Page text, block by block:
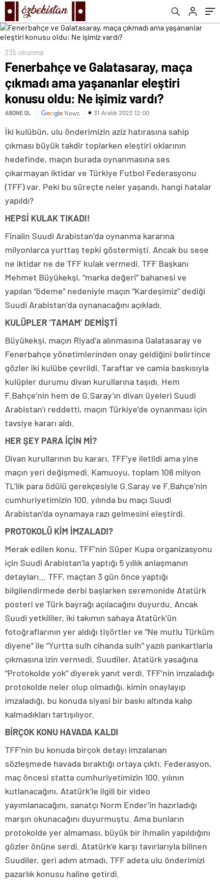
işimiz vardı?
235 okunma
Fenerbahçe ve Galatasaray, maça
çıkmadı ama yaşananlar eleştiri
konusu oldu: Ne işimiz vardı?
ABONE OL News 31 Aralık 2023 12:00
İki kulübün, ulu önderimizin aziz hatırasına sahip
çıkması büyük takdir toplarken eleştiri oklarının
hedefinde, maçın burada oynanmasına ses
çıkarmayan iktidar ve Türkiye Futbol Federasyonu
(TFF) var. Peki bu süreçte neler yaşandı, hangi hatalar
yapıldı?
HEPSİ KULAK TIKADI!
Finalin Suudi Arabistan’da oynanma kararına
milyonlarca yurttaş tepki göstermişti. Ancak bu sese
ne iktidar ne de TFF kulak vermedi. TFF Başkanı
Mehmet Büyükekşi, “marka değeri” bahanesi ve
yapılan “ödeme” nedeniyle maçın “Kardeşimiz” dediği
Suudi Arabistan’da oynanacağını açıkladı.
KULÜPLER ‘TAMAM’ DEMİŞTİ
Büyükekşi, maçın Riyad’a alınmasına Galatasaray ve
Fenerbahçe yönetimlerinden onay geldiğini belirtince
gözler iki kulübe çevrildi. Taraftar ve camia baskısıyla
kulüpler durumu divan kurullarına taşıdı. Hem
F.Bahçe’nin hem de G.Saray’ın divan üyeleri Suudi
Arabistan’ı reddetti, maçın Türkiye’de oynanması için
tavsiye kararı aldı.
HER ŞEY PARA İÇİN Mİ?
Divan kurullarının bu kararı, TFF’ye iletildi ama yine
maçın yeri değişmedi. Kamuoyu, toplam 108 milyon
TL’lik para ödülü gerekçesiyle G.Saray ve F.Bahçe’nin
cumhuriyetimizin 100. yılında bu maçı Suudi
Arabistan’da oynamaya razı gelmesini eleştirdi.
PROTOKOLÜ KİM İMZALADI?
Merak edilen konu, TFF’nin Süper Kupa organizasyonu
için Suudi Arabistan’la yaptığı 5 yıllık anlaşmanın
detayları… TFF, maçtan 3 gün önce yaptığı
bilgilendirmede derbi başlarken seremonide Atatürk
posteri ve Türk bayrağı açılacağını duyurdu. Ancak
Suudi yetkililer, iki takımın sahaya Atatürk’ün
fotoğraflarının yer aldığı tişörtler ve “Ne mutlu Türküm
diyene” ile “Yurtta sulh cihanda sulh” yazılı pankartlarla
çıkmasına izin vermedi. Suudiler, Atatürk yasağına
“Protokolde yok” diyerek yanıt verdi. TFF’nin imzaladığı
protokolde neler olup olmadığı, kimin onaylayıp
imzaladığı, bu konuda siyasi bir baskı altında kalıp
kalmadıkları tartışılıyor.
BİRÇOK KONU HAVADA KALDI
TFF’nin bu konuda birçok detayı imzalanan
sözleşmede havada bıraktığı ortaya çıktı. Federasyon,
maç öncesi statta cumhuriyetimizin 100. yılının
kutlanacağını, Atatürk’le ilgili bir video
yayımlanacağını, sanatçı Norm Ender’in hazırladığı
marşın okunacağını duyurmuştu. Ama bunların
protokolde yer almaması, büyük bir ihmalin yapıldığını
gözler önüne serdi. Atatürk’e karşı tavırlarıyla bilinen
Suudiler, geri adım atmadı, TFF adeta ulu önderimizi
pazarlık konusu haline getirdi.